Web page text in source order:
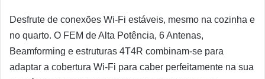
Desfrute de conexões Wi-Fi estáveis, mesmo na cozinha e
no quarto. O FEM de Alta Potência, 6 Antenas,
Beamforming e estruturas 4T4R combinam-se para
adaptar a cobertura Wi-Fi para caber perfeitamente na sua